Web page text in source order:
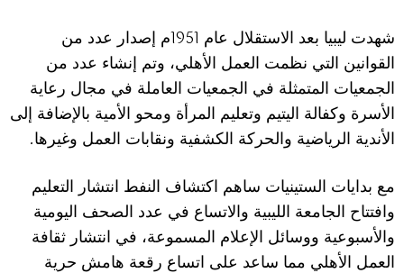
شهدت ليبيا بعد الاستقلال عام 1951م إصدار عدد من
القوانين التي نظمت العمل الأهلي، وتم إنشاء عدد من
الجمعيات المتمثلة في الجمعيات العاملة في مجال رعاية
الأسرة وكفالة اليتيم وتعليم المرأة ومحو الأمية بالإضافة إلى
الأندية الرياضية والحركة الكشفية ونقابات العمل وغيرها.
مع بدايات الستينيات ساهم اكتشاف النفط انتشار التعليم
وافتتاح الجامعة الليبية والاتساع في عدد الصحف اليومية
والأسبوعية ووسائل الإعلام المسموعة، في انتشار ثقافة
العمل الأهلي مما ساعد على اتساع رقعة هامش حرية